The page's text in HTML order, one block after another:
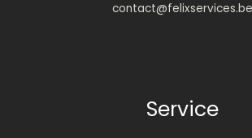
contact@felixservices.be
Service